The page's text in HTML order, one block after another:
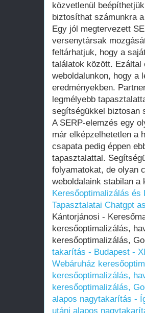
közvetlenül
biztosíthat számunkra
Egy jól megtervezett
versenytársak
feltárhatjuk, hogy a
találatok között. Ezáltal
weboldalunkon, hogy a
eredményekben.
legmélyebb
segítségükkel biztosan
A SERP-elemzés egy
már elképzelhetetlen a
csapata pedig éppen
tapasztalattal.
folyamatokat, de olyan
weboldalaink stabilan a
Keresőoptimalizálás és
Tapasztalatai Chatgpt
Kántorjánosi -
keresőoptimalizálás,
keresőoptimalizálás,
takarítás - Budapest -
Webáruház
keresőoptimalizálás,
keresőoptimalizálás,
alapos nagytakarítás -
utáni alapos